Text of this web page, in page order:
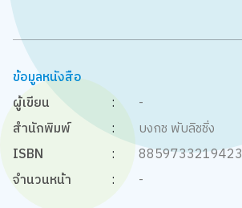
ข้อมูลหนังสือ
ผู้เขียน
:
-
สำนักพิมพ์
:
บงกช พับลิชชิ่ง
ISBN
:
8859733219423
จำนวนหน้า
: -